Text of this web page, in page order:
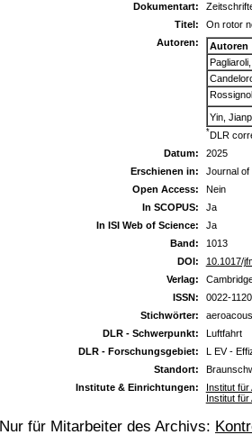
Dokumentart:
Titel:
On rotor
Autoren:
Autoren
Yin,
*DLR
Datum:
2025
Erschienen in:
Journal of
Open Access:
Nein
In SCOPUS:
Ja
In ISI Web of Science:
Ja
Band:
1013
DOI:
10.1017/
Verlag:
ISSN:
0022-1120
Stichwörter:
DLR - Schwerpunkt:
Luftfahrt
DLR - Forschungsgebiet:
L EV -
Standort:
Institute & Einrichtungen:
Institut
Institut
Nur für Mitarbeiter des Archivs: